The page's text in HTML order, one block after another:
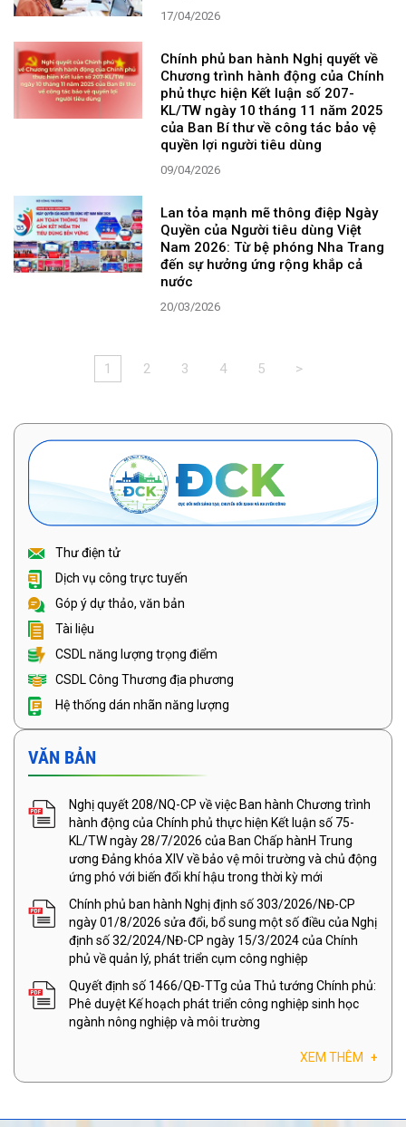
17/04/2026
Chính phủ ban hành Nghị quyết về
Chương trình hành động của Chính
phủ thực hiện Kết luận số 207-
KL/TW ngày 10 tháng 11 năm 2025
của Ban Bí thư về công tác bảo vệ
quyền lợi người tiêu dùng
09/04/2026
Lan tỏa mạnh mẽ thông điệp Ngày
Quyền của Người tiêu dùng Việt
Nam 2026: Từ bệ phóng Nha Trang
đến sự hưởng ứng rộng khắp cả
nước
20/03/2026
1 2 3 4 5 >
Thư điện tử
Dịch vụ công trực tuyến
Góp ý dự thảo, văn bản
Tài liệu
CSDL năng lượng trọng điểm
CSDL Công Thương địa phương
Hệ thống dán nhãn năng lượng
VĂN BẢN
Nghị quyết 208/NQ-CP về việc Ban hành Chương trình
hành động của Chính phủ thực hiện Kết luận số 75-
KL/TW ngày 28/7/2026 của Ban Chấp hànH Trung
ương Đảng khóa XIV về bảo vệ môi trường và chủ động
ứng phó với biến đổi khí hậu trong thời kỳ mới
Chính phủ ban hành Nghị định số 303/2026/NĐ-CP
ngày 01/8/2026 sửa đổi, bổ sung một số điều của Nghị
định số 32/2024/NĐ-CP ngày 15/3/2024 của Chính
phủ về quản lý, phát triển cụm công nghiệp
Quyết định số 1466/QĐ-TTg của Thủ tướng Chính phủ:
Phê duyệt Kế hoạch phát triển công nghiệp sinh học
ngành nông nghiệp và môi trường
XEM THÊM +